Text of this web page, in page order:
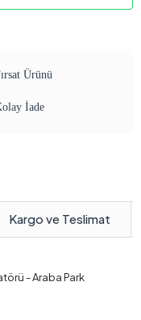
Ürünü
İade
Kargo ve Teslimat
- Araba Park